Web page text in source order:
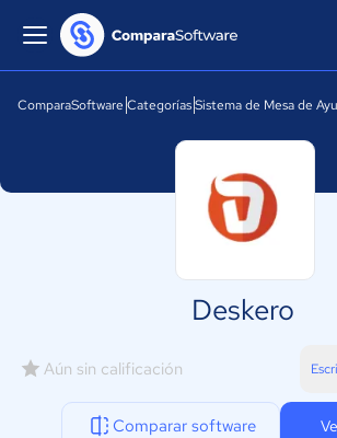
ComparaSoftware CategoríasSistema de Mesa de
Deskero
Aún sin calificación
Comparar software